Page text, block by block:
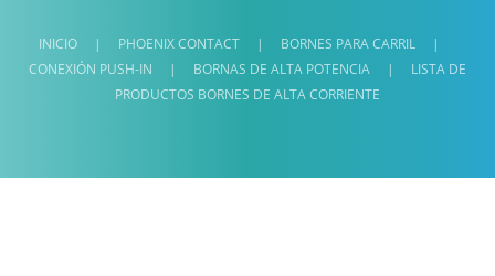
INICIO | PHOENIX CONTACT | BORNES PARA CARRIL
|
CONEXIÓN PUSH-IN
| BORNAS DE ALTA POTENCIA |
LISTA DE
PRODUCTOS BORNES DE ALTA CORRIENTE